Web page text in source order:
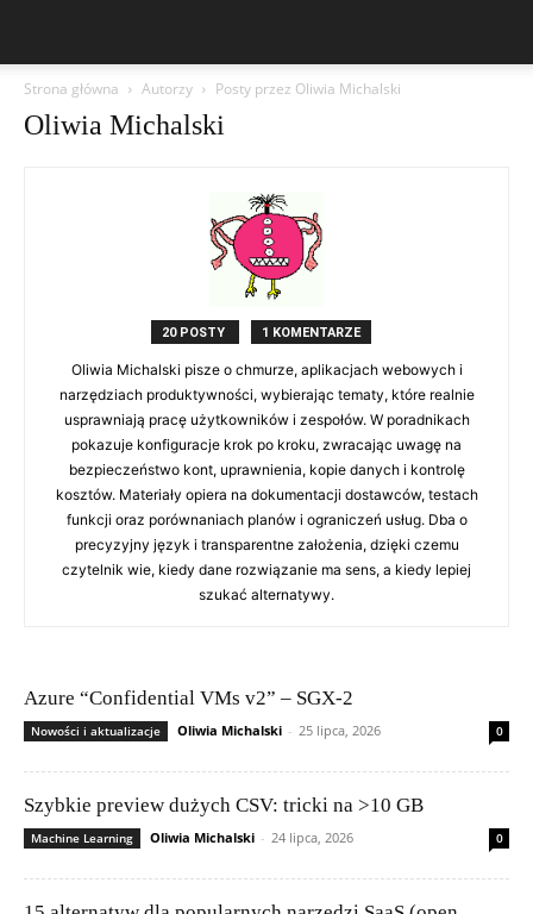
Strona główna Autorzy Posty przez Oliwia Michalski
Oliwia Michalski
20 POSTY 1 KOMENTARZE
Oliwia Michalski pisze o chmurze, aplikacjach webowych i
narzędziach produktywności, wybierając tematy, które realnie
usprawniają pracę użytkowników i zespołów. W poradnikach
pokazuje konfiguracje krok po kroku, zwracając uwagę na
bezpieczeństwo kont, uprawnienia, kopie danych i kontrolę
kosztów. Materiały opiera na dokumentacji dostawców, testach
funkcji oraz porównaniach planów i ograniczeń usług. Dba o
precyzyjny język i transparentne założenia, dzięki czemu
czytelnik wie, kiedy dane rozwiązanie ma sens, a kiedy lepiej
szukać alternatywy.
Azure “Confidential VMs v2” – SGX-2
Nowości i aktualizacje Oliwia Michalski - 25 lipca, 2026 0
Szybkie preview dużych CSV: tricki na >10 GB
Machine Learning Oliwia Michalski - 24 lipca, 2026 0